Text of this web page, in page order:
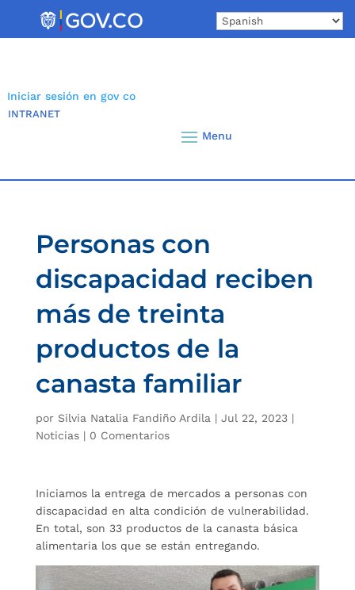
Iniciar sesión en gov co
INTRANET
Personas con
discapacidad reciben
más de treinta
productos de la
canasta familiar
por Silvia Natalia Fandiño Ardila | Jul 22, 2023|
Noticias| 0 Comentarios
Iniciamos la entrega de mercados a personas con
discapacidad en alta condición de vulnerabilidad.
En total, son 33 productos de la canasta básica
alimentaria los que se están entregando.